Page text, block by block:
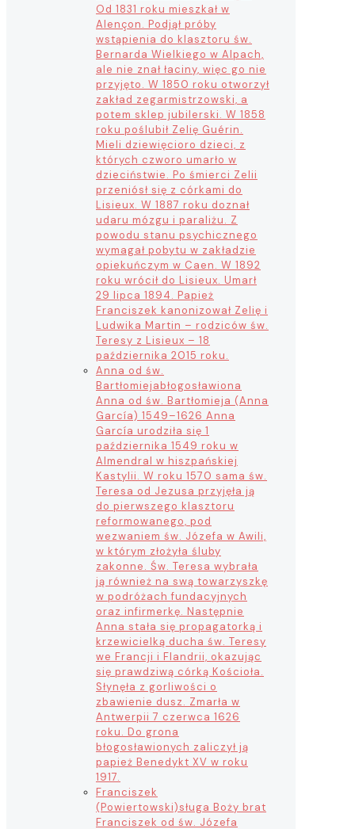
Od 1831 roku mieszkał w
Alençon. Podjął próby
wstąpienia do klasztoru św.
Bernarda Wielkiego w Alpach,
ale nie znał łaciny, więc go nie
przyjęto. W 1850 roku otworzył
zakład zegarmistrzowski, a
potem sklep jubilerski. W 1858
roku poślubił Zelię Guérin.
Mieli dziewięcioro dzieci, z
których czworo umarło w
dzieciństwie. Po śmierci Zelii
przeniósł się z córkami do
Lisieux. W 1887 roku doznał
udaru mózgu i paraliżu. Z
powodu stanu psychicznego
wymagał pobytu w zakładzie
opiekuńczym w Caen. W 1892
roku wrócił do Lisieux. Umarł
29 lipca 1894. Papież
Franciszek kanonizował Zelię i
Ludwika Martin – rodziców św.
Teresy z Lisieux – 18
października 2015 roku.
Anna od św.
Bartłomiejabłogosławiona
Anna od św. Bartłomieja (Anna
García) 1549–1626 Anna
García urodziła się 1
października 1549 roku w
Almendral w hiszpańskiej
Kastylii. W roku 1570 sama św.
Teresa od Jezusa przyjęła ją
do pierwszego klasztoru
reformowanego, pod
wezwaniem św. Józefa w Awili,
w którym złożyła śluby
zakonne. Św. Teresa wybrała
ją również na swą towarzyszkę
w podróżach fundacyjnych
oraz infirmerkę. Następnie
Anna stała się propagatorką i
krzewicielką ducha św. Teresy
we Francji i Flandrii, okazując
się prawdziwą córką Kościoła.
Słynęła z gorliwości o
zbawienie dusz. Zmarła w
Antwerpii 7 czerwca 1626
roku. Do grona
błogosławionych zaliczył ją
papież Benedykt XV w roku
1917.
Franciszek
(Powiertowski)sługa Boży brat
Franciszek od św. Józefa